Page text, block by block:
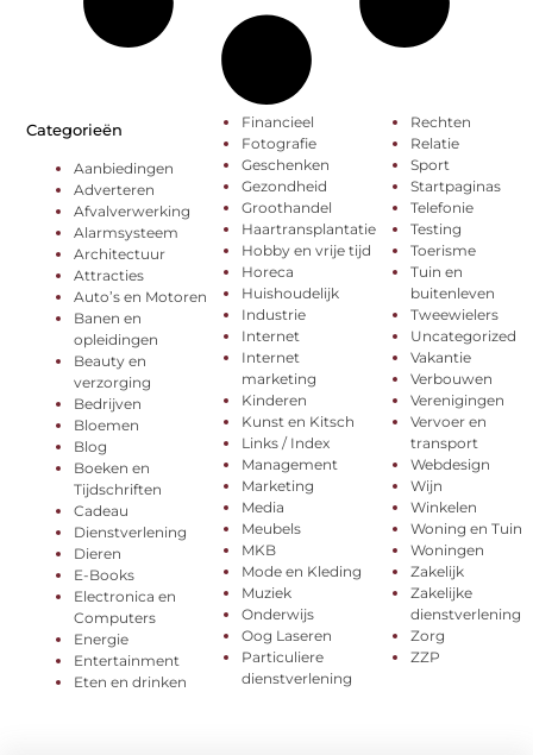
Categorieën
Aanbiedingen
Adverteren
Afvalverwerking
Alarmsysteem
Architectuur
Attracties
Auto’s en Motoren
Banen en
opleidingen
Beauty en
verzorging
Bedrijven
Bloemen
Blog
Boeken en
Tijdschriften
Cadeau
Dienstverlening
Dieren
E-Books
Electronica en
Computers
Energie
Entertainment
Eten en drinken
Financieel
Fotografie
Geschenken
Gezondheid
Groothandel
Haartransplantatie
Hobby en vrije tijd
Horeca
Huishoudelijk
Industrie
Internet
Internet
marketing
Kinderen
Kunst en Kitsch
Links / Index
Management
Marketing
Media
Meubels
MKB
Mode en Kleding
Muziek
Onderwijs
Oog Laseren
Particuliere
dienstverlening
Rechten
Relatie
Sport
Startpaginas
Telefonie
Testing
Toerisme
Tuin en
buitenleven
Tweewielers
Uncategorized
Vakantie
Verbouwen
Verenigingen
Vervoer en
transport
Webdesign
Wijn
Winkelen
Woning en Tuin
Woningen
Zakelijk
Zakelijke
dienstverlening
Zorg
ZZP